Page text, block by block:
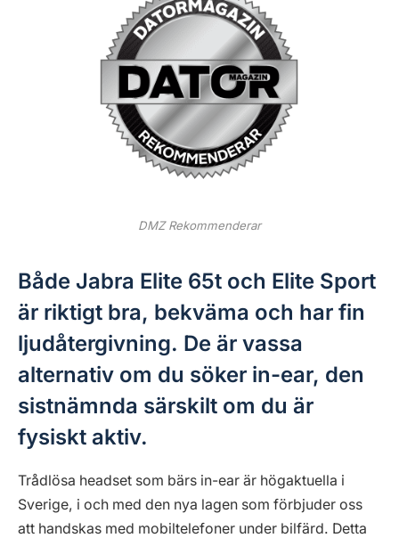
DMZ Rekommenderar
Både Jabra Elite 65t och Elite Sport
är riktigt bra, bekväma och har fin
ljudåtergivning. De är vassa
alternativ om du söker in-ear, den
sistnämnda särskilt om du är
fysiskt aktiv.
Trådlösa headset som bärs in-ear är högaktuella i
Sverige, i och med den nya lagen som förbjuder oss
att handskas med mobiltelefoner under bilfärd. Detta